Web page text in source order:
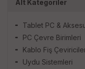
Alt Kategoriler
Tablet PC &
PC Çevre Birimleri
Kablo Fiş
Uydu Sistemleri